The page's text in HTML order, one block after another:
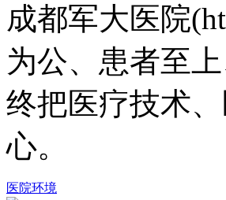
成都军大医院
为公、患者至
终把医疗技术
心。
医院环境